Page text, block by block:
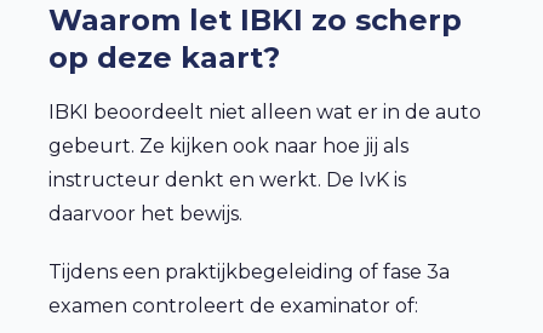
Waarom let IBKI zo scherp
op deze kaart?
IBKI beoordeelt niet alleen wat er in de auto
gebeurt. Ze kijken ook naar hoe jij als
instructeur denkt en werkt. De IvK is
daarvoor het bewijs.
Tijdens een praktijkbegeleiding of fase 3a
examen controleert de examinator of: